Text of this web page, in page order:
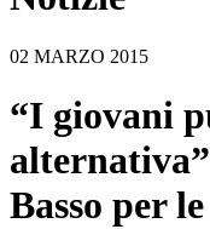
02 MARZO 2015
“I giovani
Basso per